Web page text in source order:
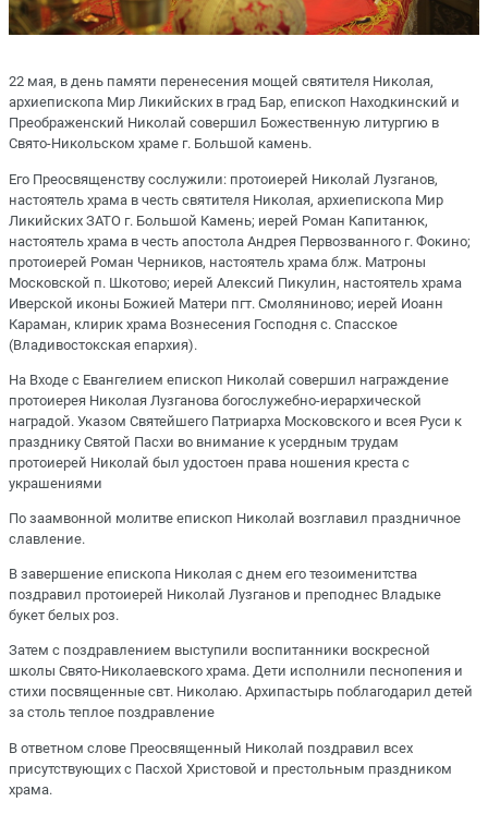
22 мая, в день памяти перенесения мощей святителя Николая,
архиепископа Мир Ликийских в град Бар, епископ Находкинский и
Преображенский Николай совершил Божественную литургию в
Свято-Никольском храме г. Большой камень.
Его Преосвященству сослужили: протоиерей Николай Лузганов,
настоятель храма в честь святителя Николая, архиепископа Мир
Ликийских ЗАТО г. Большой Камень; иерей Роман Капитанюк,
настоятель храма в честь апостола Андрея Первозванного г. Фокино;
протоиерей Роман Черников, настоятель храма блж. Матроны
Московской п. Шкотово; иерей Алексий Пикулин, настоятель храма
Иверской иконы Божией Матери пгт. Смоляниново; иерей Иоанн
Караман, клирик храма Вознесения Господня с. Спасское
(Владивостокская епархия).
На Входе с Евангелием епископ Николай совершил награждение
протоиерея Николая Лузганова богослужебно-иерархической
наградой. Указом Святейшего Патриарха Московского и всея Руси к
празднику Святой Пасхи во внимание к усердным трудам
протоиерей Николай был удостоен права ношения креста с
украшениями
По заамвонной молитве епископ Николай возглавил праздничное
славление.
В завершение епископа Николая с днем его тезоименитства
поздравил протоиерей Николай Лузганов и преподнес Владыке
букет белых роз.
Затем с поздравлением выступили воспитанники воскресной
школы Свято-Николаевского храма. Дети исполнили песнопения и
стихи посвященные свт. Николаю. Архипастырь поблагодарил детей
за столь теплое поздравление
В ответном слове Преосвященный Николай поздравил всех
присутствующих с Пасхой Христовой и престольным праздником
храма.